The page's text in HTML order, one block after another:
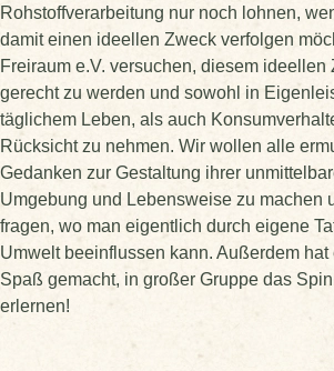
Rohstoffverarbeitung nur noch lohnen,
damit einen ideellen Zweck verfolgen
Freiraum e.V. versuchen, diesem ideellen
gerecht zu werden und sowohl in
täglichem Leben, als auch
Rücksicht zu nehmen. Wir wollen alle
Gedanken zur Gestaltung ihrer
Umgebung und Lebensweise zu machen
fragen, wo man eigentlich durch eigene
Umwelt beeinflussen kann. Außerdem hat
Spaß gemacht, in großer Gruppe das
erlernen!